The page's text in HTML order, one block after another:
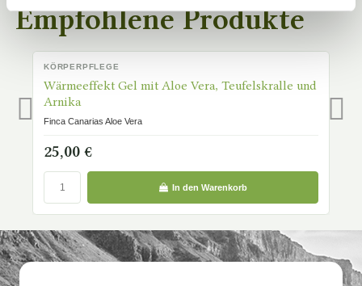
Empfohlene Produkte
KÖRPERPFLEGE
Wärmeeffekt Gel mit Aloe Vera, Teufelskralle und
Arnika
Finca Canarias Aloe Vera
25,00 €
In den Warenkorb